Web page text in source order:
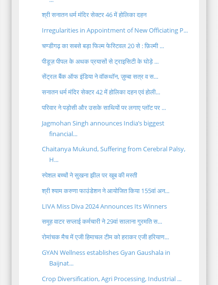
श्री सनातन धर्म मंदिर सेक्टर 46 में होलिका दहन
Irregularities in Appointment of New Officiating P...
चण्डीगढ़ का सबसे बड़ा फिल्म फेस्टिवल 20 से : फ़िल्मी ...
पीडूज़ पीपल के अथक प्रयासों से ट्राइसिटी के घोड़े ...
सेंट्रल बैंक ऑफ इंडिया ने वॉकथॉन, ज़ुम्बा सत्र व स...
सनातन धर्म मंदिर सेक्टर 42 में होलिका दहन एवं होली...
परिवार ने पड़ोसी और उसके साथियों पर लगाए प्लॉट पर ...
Jagmohan Singh announces India’s biggest
financial...
Chaitanya Mukund, Suffering from Cerebral Palsy,
H...
स्पेशल बच्चों ने सुखना झील पर खूब की मस्ती
श्री श्याम करुणा फाउंडेशन ने आयोजित किया 155वां अन...
LIVA Miss Diva 2024 Announces Its Winners
समूह वाटर सप्लाई कर्मचारी ने 29वां सालाना गुरमति स...
रोमांचक मैच में एजी हिमाचल टीम को हराकर एजी हरियाण...
GYAN Wellness establishes Gyan Gaushala in
Baijnat...
Crop Diversification, Agri Processing, Industrial ...